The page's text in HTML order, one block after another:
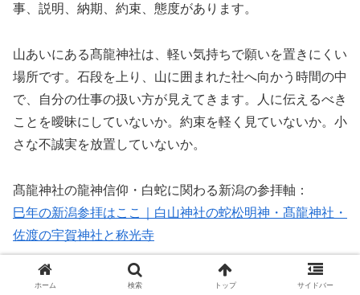
事、説明、納期、約束、態度があります。
山あいにある髙龍神社は、軽い気持ちで願いを置きにくい
場所です。石段を上り、山に囲まれた社へ向かう時間の中
で、自分の仕事の扱い方が見えてきます。人に伝えるべき
ことを曖昧にしていないか。約束を軽く見ていないか。小
さな不誠実を放置していないか。
髙龍神社の龍神信仰・白蛇に関わる新潟の参拝軸：
巳年の新潟参拝はここ｜白山神社の蛇松明神・髙龍神社・
佐渡の宇賀神社と称光寺
髙龍神社では、「売れる」ではなく「信頼される」と言葉
ホーム 検索 トップ サイドバー